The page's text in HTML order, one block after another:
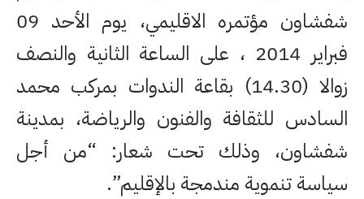
شفشاون مؤتمره الاقليمي، يوم الأحد 09
فبراير 2014 ، على الساعة الثانية والنصف
زوالا (14.30) بقاعة الندوات بمركب محمد
السادس للثقافة والفنون والرياضة، بمدينة
شفشاون، وذلك تحت شعار: “من أجل
سياسة تنموية مندمجة بالإقليم”.